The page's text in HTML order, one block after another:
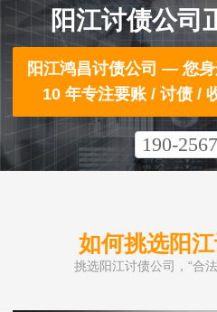
阳江讨债公司
阳江鸿昌讨债公司 — 您
10 年专注要账 / 讨债 /
190-
如何挑选阳
挑选阳江讨债公司，“合